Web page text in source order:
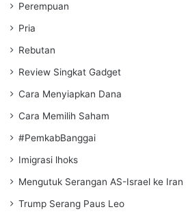
Perempuan
Pria
Rebutan
Review Singkat Gadget
Cara Menyiapkan Dana
Cara Memilih Saham
#PemkabBanggai
Imigrasi lhoks
Mengutuk Serangan AS-Israel ke Iran
Trump Serang Paus Leo